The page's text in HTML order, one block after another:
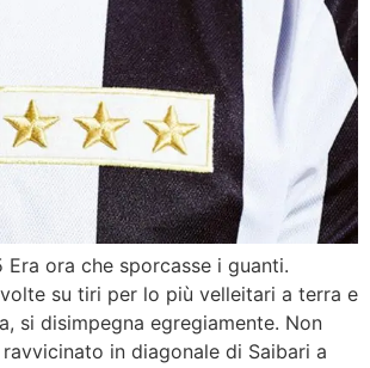
Era ora che sporcasse i guanti.
su tiri per lo più velleitari a terra e
si disimpegna egregiamente. Non
in diagonale di Saibari a